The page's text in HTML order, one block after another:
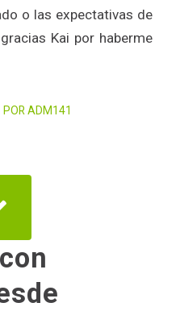
o las expectativas de
Kai por haberme
POR ADM141